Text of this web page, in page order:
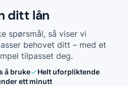
ditt lån
spørsmål, så viser vi
behovet ditt – med et
tilpasset deg.
å bruke
Helt uforpliktende
ett minutt